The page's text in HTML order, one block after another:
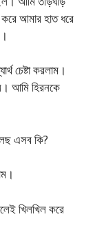
আমার হাত ধরে
চেষ্টা করলাম।
আমি হিরনকে
এসব কি?
খিলখিল করে